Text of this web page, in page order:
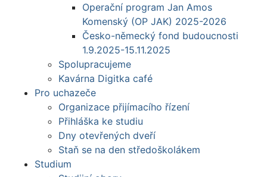
Operační program Jan Amos
Komenský (OP JAK) 2025-2026
Česko-německý fond budoucnosti
1.9.2025-15.11.2025
Spolupracujeme
Kavárna Digitka café
Pro uchazeče
Organizace přijímacího řízení
Přihláška ke studiu
Dny otevřených dveří
Staň se na den středoškolákem
Studium